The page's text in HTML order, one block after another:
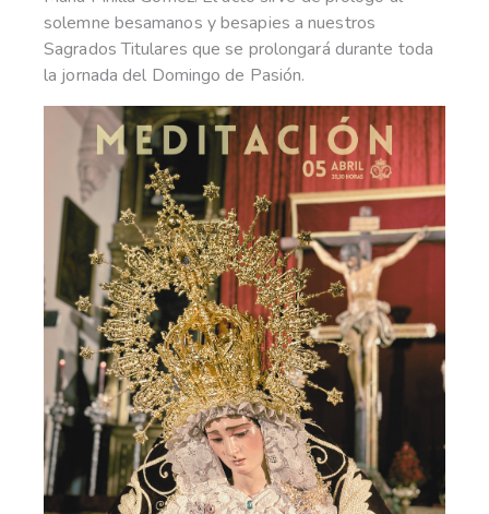
solemne besamanos y besapies a nuestros
Sagrados Titulares que se prolongará durante toda
la jornada del Domingo de Pasión.